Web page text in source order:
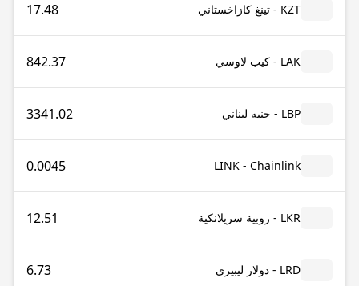
KZT - تينغ كازاخستاني 17.48
LAK - كيب لاوسي 842.37
LBP - جنيه لبناني 3341.02
LINK - Chainlink
0.0045
LKR - روبية سريلانكية 12.51
LRD - دولار ليبيري 6.73